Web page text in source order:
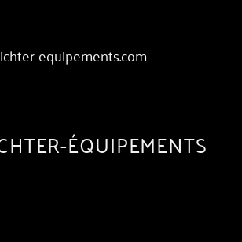
equipements.com
ÉQUIPEMENTS